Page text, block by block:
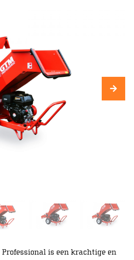
Professional is een krachtige en